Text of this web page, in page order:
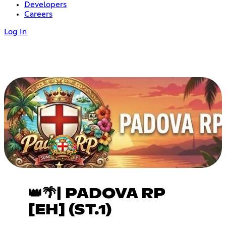
Developers
Careers
Log In
👑🌴| PADOVA RP
[EH] (ST.1)